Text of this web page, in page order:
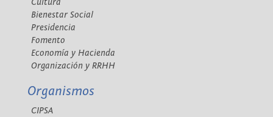
Bienestar Social
Presidencia
Fomento
Economía y Hacienda
Organización y RRHH
Organismos
CIPSA